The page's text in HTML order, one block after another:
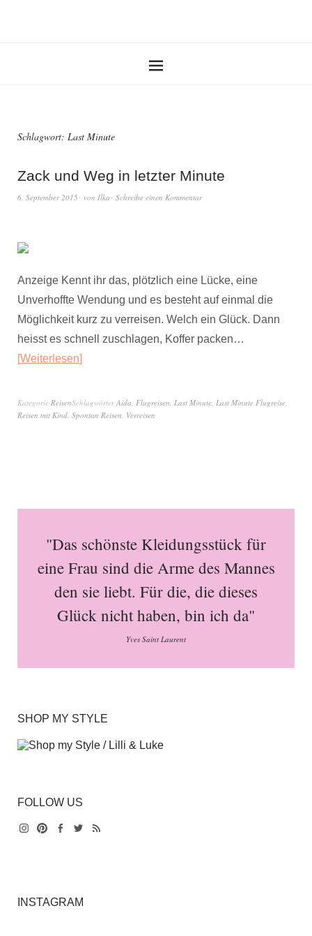
Schlagwort: Last Minute
Zack und Weg in letzter Minute
6. September 2015 von Ilka Schreibe einen Kommentar
Anzeige Kennt ihr das, plötzlich eine Lücke, eine
Unverhoffte Wendung und es besteht auf einmal die
Möglichkeit kurz zu verreisen. Welch ein Glück. Dann
heisst es schnell zuschlagen, Koffer packen…
Weiterlesen
Kategorie ReisenSchlagwörterAida, Flugreisen, Last Minute, Last Minute Flugreise,
Reisen mit Kind, Spontan Reisen, Verreisen
"Das schönste Kleidungsstück für
eine Frau sind die Arme des Mannes
den sie liebt. Für die, die dieses
Glück nicht haben, bin ich da"
Yves Saint Laurent
SHOP MY STYLE
FOLLOW US
INSTAGRAM